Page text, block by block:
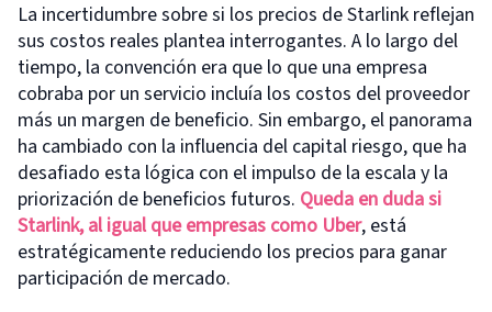
La incertidumbre sobre si los precios de Starlink reflejan
sus costos reales plantea interrogantes. A lo largo del
tiempo, la convención era que lo que una empresa
cobraba por un servicio incluía los costos del proveedor
más un margen de beneficio. Sin embargo, el panorama
ha cambiado con la influencia del capital riesgo, que ha
desafiado esta lógica con el impulso de la escala y la
priorización de beneficios futuros. Queda en duda si
Starlink, al igual que empresas como Uber, está
estratégicamente reduciendo los precios para ganar
participación de mercado.